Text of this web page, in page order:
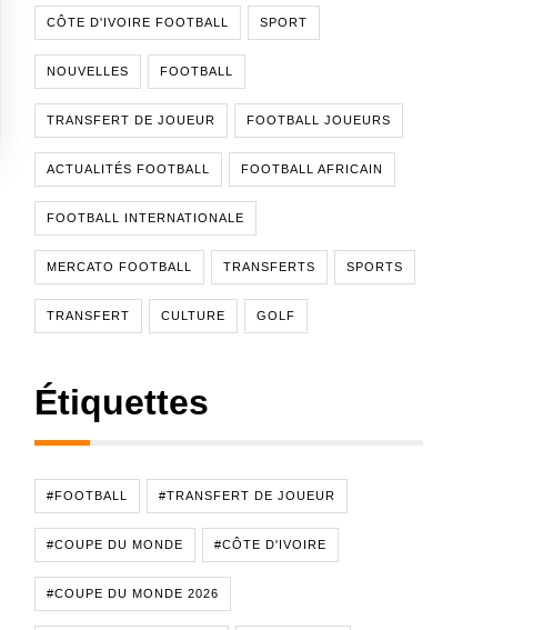
CÔTE D'IVOIRE FOOTBALL SPORT
NOUVELLES FOOTBALL
TRANSFERT DE JOUEUR FOOTBALL JOUEURS
ACTUALITÉS FOOTBALL FOOTBALL AFRICAIN
FOOTBALL INTERNATIONALE
MERCATO FOOTBALL TRANSFERTS SPORTS
TRANSFERT CULTURE GOLF
Étiquettes
#FOOTBALL #TRANSFERT DE JOUEUR
#COUPE DU MONDE #CÔTE D'IVOIRE
#COUPE DU MONDE 2026